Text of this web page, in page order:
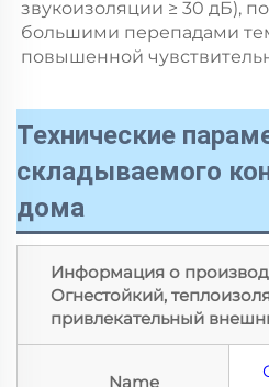
звукоизоляции ≥ 30 дБ),
большими перепадами
повышенной
Технические
складываемого
дома
Информация о
Огнестойкий,
привлекательный
Name